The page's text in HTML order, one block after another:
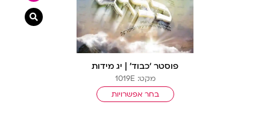
פוסטר ‘כבוד’ | יג מידות
מקט: 1019E
בחר אפשרויות
צפייה